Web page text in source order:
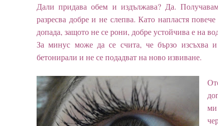
Дали придава обем и издължава? Да.
разресва добре и не слепва. Като напластя
допада, защото не се рони, добре устойчива е на
За минус може да се счита, че бързо изсъхва
бетонирали и не се подадват на ново извиване.
ми